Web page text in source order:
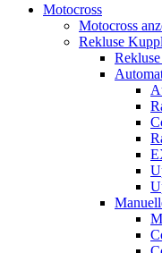
Motocross
Motocross
Rekluse